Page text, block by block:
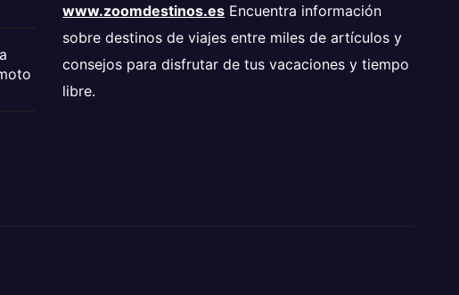
www.zoomdestinos.es Encuentra información
sobre destinos de viajes entre miles de artículos y
consejos para disfrutar de tus vacaciones y tiempo
libre.